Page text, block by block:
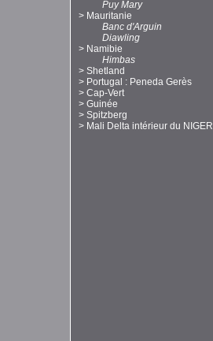
Puy Mary
> Mauritanie
Banc d'Arguin
Diawling
> Namibie
Himbas
> Shetland
> Portugal : Peneda Gerès
> Cap-Vert
> Guinée
> Spitzberg
> Mali Delta intérieur du NIGER